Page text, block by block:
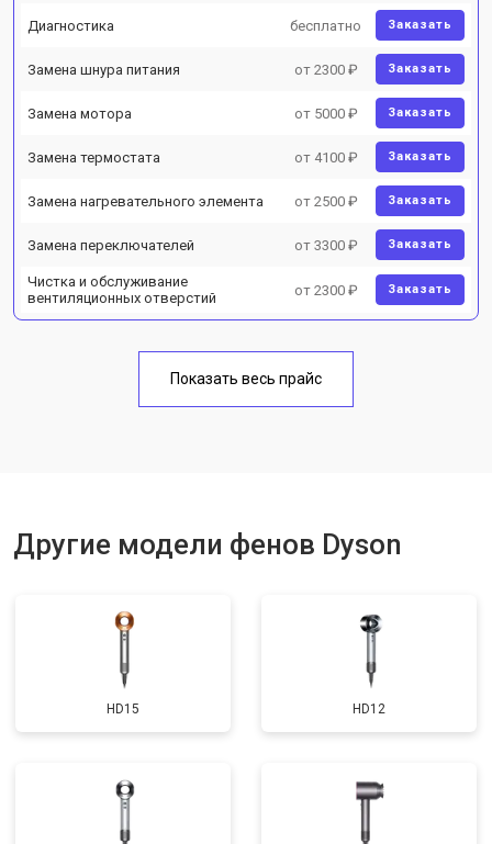
Диагностика бесплатно Заказать
Замена шнура питания от 2300 ₽ Заказать
Замена мотора от 5000 ₽ Заказать
Замена термостата от 4100 ₽ Заказать
Замена нагревательного элемента от 2500 ₽ Заказать
Замена переключателей от 3300 ₽ Заказать
Чистка и обслуживание
вентиляционных отверстий
от 2300 ₽ Заказать
Показать весь прайс
Другие модели фенов Dyson
HD15 HD12